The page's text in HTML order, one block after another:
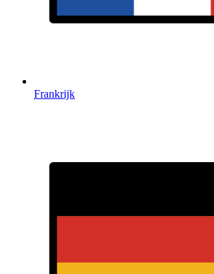
Frankrijk